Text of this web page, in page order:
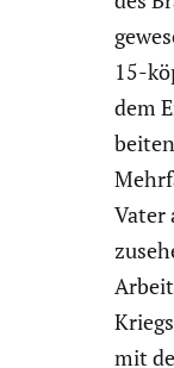
15-
dem
Vater
mit